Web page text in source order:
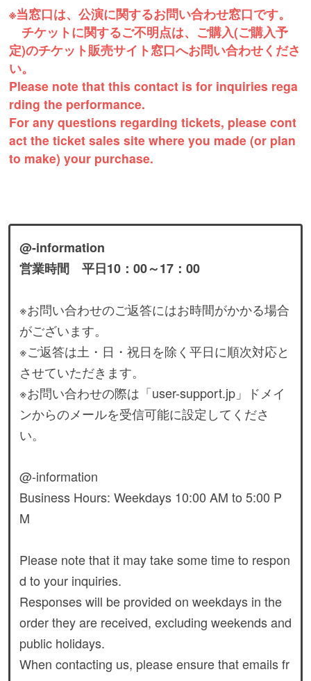
※当窓口は、公演に関するお問い合わせ窓口です。
チケットに関するご不明点は、ご購入(ご購入予
定)のチケット販売サイト窓口へお問い合わせくださ
い。
Please note that this contact is for inquiries rega
rding the performance.
For any questions regarding tickets, please cont
act the ticket sales site where you made (or plan
to make) your purchase.
@-information
営業時間 平日10：00～17：00
※お問い合わせのご返答にはお時間がかかる場合
がございます。
※ご返答は土・日・祝日を除く平日に順次対応と
させていただきます。
※お問い合わせの際は「user-support.jp」ドメイ
ンからのメールを受信可能に設定してくださ
い。
@-information
Business Hours: Weekdays 10:00 AM to 5:00 P
M
Please note that it may take some time to respon
d to your inquiries.
Responses will be provided on weekdays in the
order they are received, excluding weekends and
public holidays.
When contacting us, please ensure that emails fr